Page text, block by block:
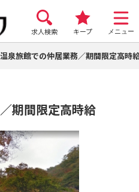
求人検索 キープ メニュー
温泉旅館での仲居業務／期間限定高時
期間限定高時給